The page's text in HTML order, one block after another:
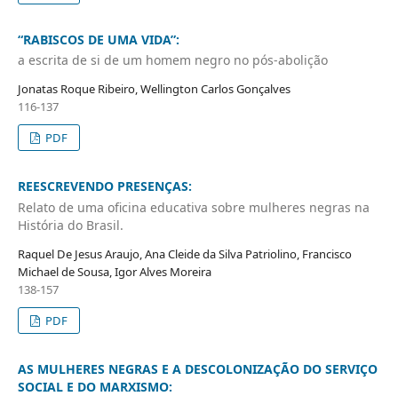
“RABISCOS DE UMA VIDA”:
a escrita de si de um homem negro no pós-abolição
Jonatas Roque Ribeiro, Wellington Carlos Gonçalves
116-137
PDF
REESCREVENDO PRESENÇAS:
Relato de uma oficina educativa sobre mulheres negras na
História do Brasil.
Raquel De Jesus Araujo, Ana Cleide da Silva Patriolino, Francisco
Michael de Sousa, Igor Alves Moreira
138-157
PDF
AS MULHERES NEGRAS E A DESCOLONIZAÇÃO DO SERVIÇO
SOCIAL E DO MARXISMO: